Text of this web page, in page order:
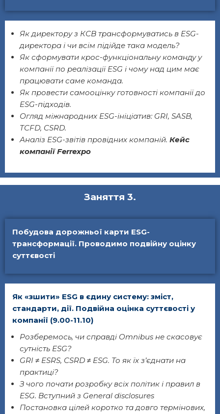
Як директору з КСВ трансформуватись в ESG-
директора і чи всім підійде така модель?
Як сформувати крос-функціональну команду у
компанії по реалізації ESG і чому над цим має
працювати саме команда.
Як провести самооцінку готовності компанії до
ESG-підходів.
Огляд міжнародних ESG-ініціатив: GRI, SASB,
TCFD, CSRD.
Аналіз ESG-звітів провідних компаній. Кейс
компанії Ferrexpo
Заняття 3.
Побудова дорожньої карти ESG-
трансформації. Проводимо подвійну оцінку
суттєвості
Як «зшити» ESG в єдину систему: зміст,
стандарти, дії. Подвійна оцінка суттєвості у
компанії (9.00-11.10)
Розберемось, чи справді Omnibus не скасовує
сутність ESG?
GRI ≠ ESRS, CSRD ≠ ESG. То як їх з’єднати на
практиці?
З чого почати розробку всіх політик і правил в
ESG. Вступний з General disclosures
Постановка цілей коротко та довго термінових,